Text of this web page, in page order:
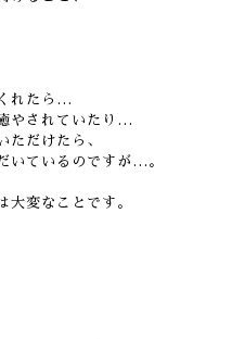
れたら…
やされていたり…
ただけたら、
いているのですが…。
大変なことです。